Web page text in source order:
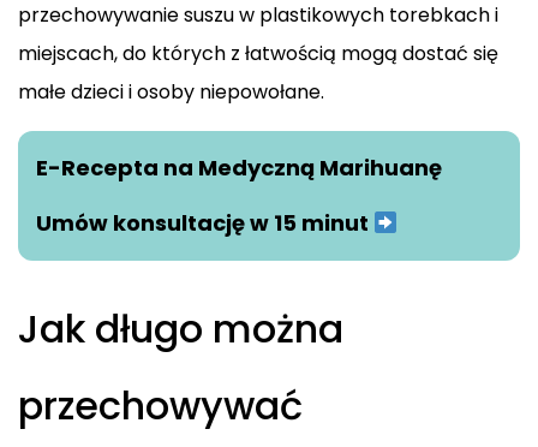
przechowywanie suszu w plastikowych torebkach i
miejscach, do których z łatwością mogą dostać się
małe dzieci i osoby niepowołane.
E-Recepta na Medyczną Marihuanę
Umów konsultację w 15 minut
Jak długo można
przechowywać